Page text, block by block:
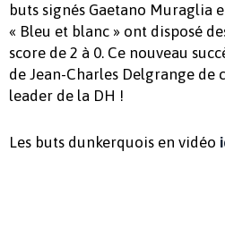
buts signés Gaetano Muraglia
« Bleu et blanc » ont disposé
score de 2 à 0. Ce nouveau
de Jean-Charles Delgrange
leader de la DH !
Les buts dunkerquois en vidéo